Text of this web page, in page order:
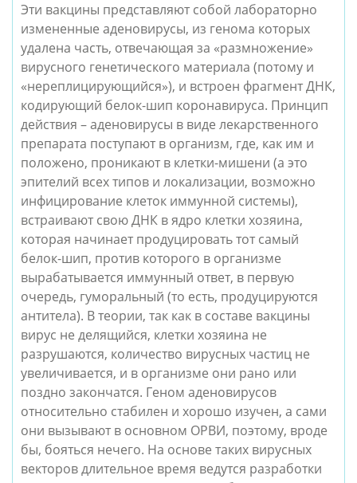
Эти вакцины представляют собой лабораторно
измененные аденовирусы, из генома которых
удалена часть, отвечающая за «размножение»
вирусного генетического материала (потому и
«нереплицирующийся»), и встроен фрагмент ДНК,
кодирующий белок-шип коронавируса. Принцип
действия – аденовирусы в виде лекарственного
препарата поступают в организм, где, как им и
положено, проникают в клетки-мишени (а это
эпителий всех типов и локализации, возможно
инфицирование клеток иммунной системы),
встраивают свою ДНК в ядро клетки хозяина,
которая начинает продуцировать тот самый
белок-шип, против которого в организме
вырабатывается иммунный ответ, в первую
очередь, гуморальный (то есть, продуцируются
антитела). В теории, так как в составе вакцины
вирус не делящийся, клетки хозяина не
разрушаются, количество вирусных частиц не
увеличивается, и в организме они рано или
поздно закончатся. Геном аденовирусов
относительно стабилен и хорошо изучен, а сами
они вызывают в основном ОРВИ, поэтому, вроде
бы, бояться нечего. На основе таких вирусных
векторов длительное время ведутся разработки